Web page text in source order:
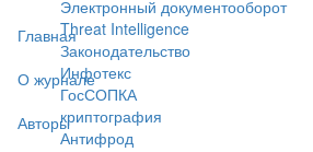
Главная
О журнале
Авторы
Электронный документооборот
Threat Intelligence
Законодательство
Инфотекс
ГосСОПКА
криптография
Антифрод